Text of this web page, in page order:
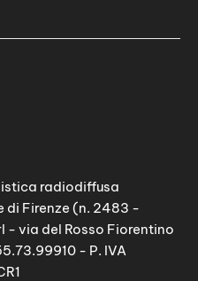
radiodiffusa
di Firenze (n. 2483 -
via del Rosso Fiorentino
- P. IVA